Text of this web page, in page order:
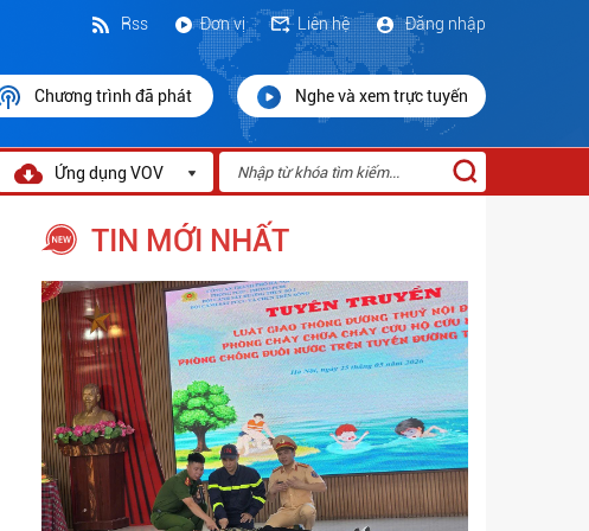
Đăng nhập
Liên hệ
Đơn vị
Rss
Chương trình đã phát Nghe và xem trực tuyến
Ứng dụng VOV
TIN MỚI NHẤT